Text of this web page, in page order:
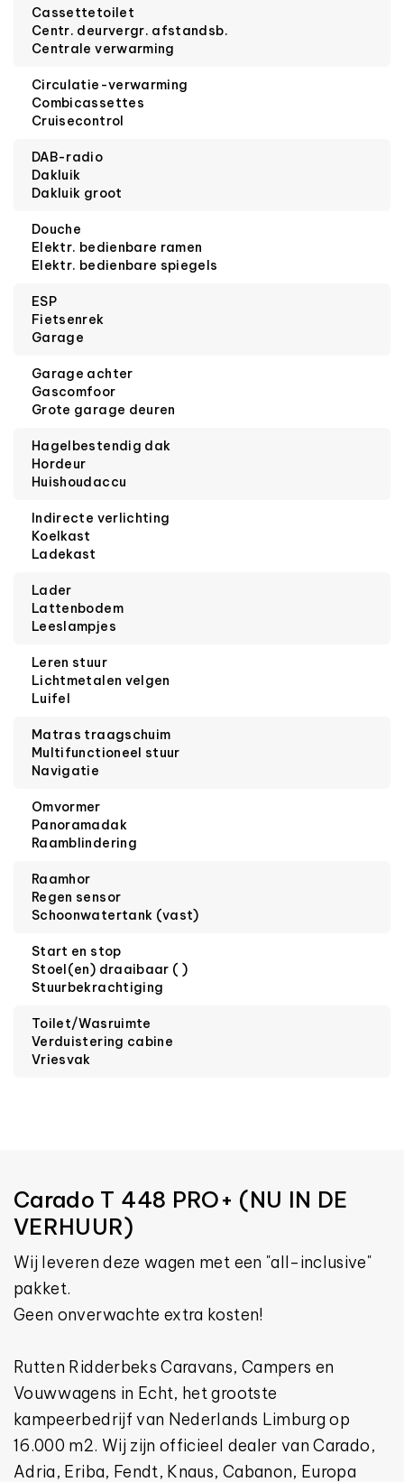
Cassettetoilet
Centr. deurvergr. afstandsb.
Centrale verwarming
Circulatie-verwarming
Combicassettes
Cruisecontrol
DAB-radio
Dakluik
Dakluik groot
Douche
Elektr. bedienbare ramen
Elektr. bedienbare spiegels
ESP
Fietsenrek
Garage
Garage achter
Gascomfoor
Grote garage deuren
Hagelbestendig dak
Hordeur
Huishoudaccu
Indirecte verlichting
Koelkast
Ladekast
Lader
Lattenbodem
Leeslampjes
Leren stuur
Lichtmetalen velgen
Luifel
Matras traagschuim
Multifunctioneel stuur
Navigatie
Omvormer
Panoramadak
Raamblindering
Raamhor
Regen sensor
Schoonwatertank (vast)
Start en stop
Stoel(en) draaibaar ( )
Stuurbekrachtiging
Toilet/Wasruimte
Verduistering cabine
Vriesvak
Carado T 448 PRO+ (NU IN DE
VERHUUR)
Wij leveren deze wagen met een "all-inclusive"
pakket.
Geen onverwachte extra kosten!
Rutten Ridderbeks Caravans, Campers en
Vouwwagens in Echt, het grootste
kampeerbedrijf van Nederlands Limburg op
16.000 m2. Wij zijn officieel dealer van Carado,
Adria, Eriba, Fendt, Knaus, Cabanon, Europa